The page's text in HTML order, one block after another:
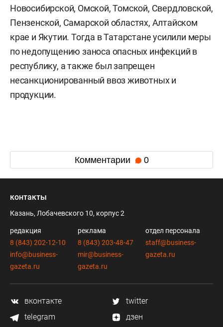
Новосибирской, Омской, Томской, Свердловской,
Пензенской, Самарской областях, Алтайском
крае и Якутии. Тогда в Татарстане усилили меры
по недопущению заноса опасных инфекций в
республику, а также был запрещен
несанкционированный ввоз животных и
продукции.
Комментарии 0
контакты
Казань, Лобачевского 10, корпус 2
редакция
8 (843) 202-12-10
info@business-
gazeta.ru
реклама
8 (843) 203-48-47
mir@business-
gazeta.ru
отдел персонала
staff@business-
gazeta.ru
вконтакте
twitter
telegram
дзен